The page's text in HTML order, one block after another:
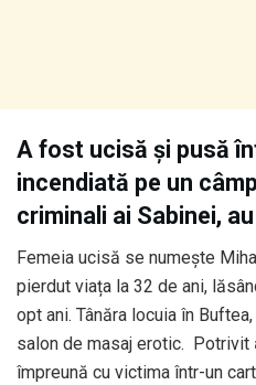
A fost ucisă și pusă
incendiată pe un
criminali ai Sabinei,
Femeia ucisă se numește
pierdut viața la 32 de ani,
opt ani. Tânăra locuia în
salon de masaj erotic. Potrivit
împreună cu victima într-un